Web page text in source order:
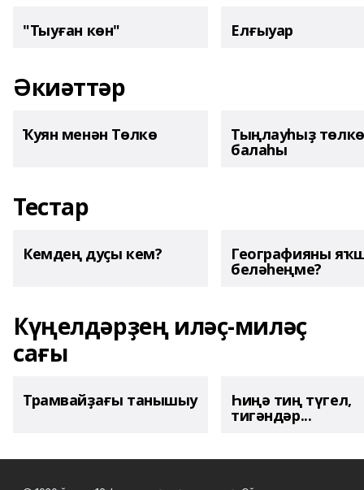
"Тыуған көн" Елғыуар
Әкиәттәр
Ҡуян менән Төлкө Тыңлауһыҙ төлкө
балаһы
Тестар
Кемдең дуҫы кем? Географияны
беләһеңме?
Күңелдәрҙең иләҫ-миләҫ
сағы
Трамвайҙағы танышыу Һиңә тиң түгел,
тигәндәр...